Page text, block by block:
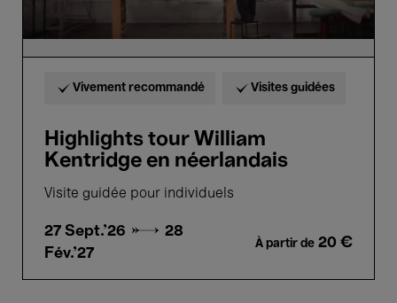
Vivement recommandé Visites guidées
Highlights tour William
Kentridge en néerlandais
Visite guidée pour individuels
27 Sept.'26 → 28
Fév.'27
À partir de 20 €